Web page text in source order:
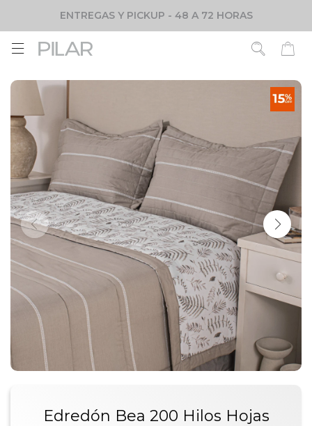
ENTREGAS Y PICKUP - 48 A 72 HORAS

Edredón Bea 200 Hilos Hojas